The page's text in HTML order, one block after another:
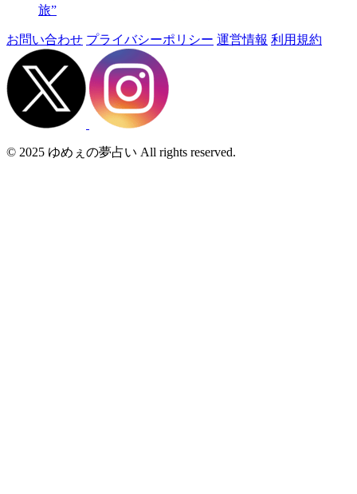
旅”
お問い合わせ プライバシーポリシー 運営情報 利用規約
© 2025 ゆめぇの夢占い All rights reserved.